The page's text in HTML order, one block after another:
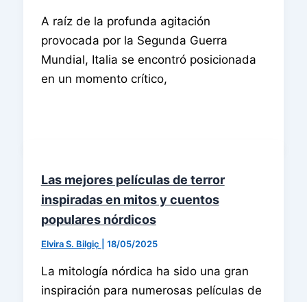
A raíz de la profunda agitación
provocada por la Segunda Guerra
Mundial, Italia se encontró posicionada
en un momento crítico,
Las mejores películas de terror
inspiradas en mitos y cuentos
populares nórdicos
Elvira S. Bilgiç 18/05/2025
La mitología nórdica ha sido una gran
inspiración para numerosas películas de